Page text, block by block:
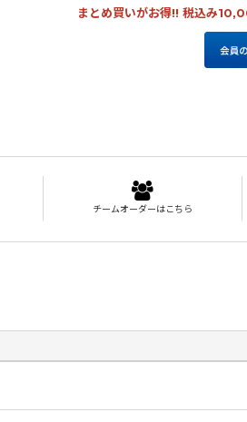
まとめ買いがお得!! 税込み
チームオーダーはこちら